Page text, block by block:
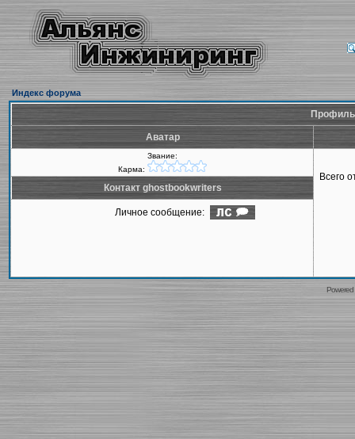
Индекс форума
Аватар
Звание:
Карма:
Всего
Контакт ghostbookwriters
Личное сообщение: